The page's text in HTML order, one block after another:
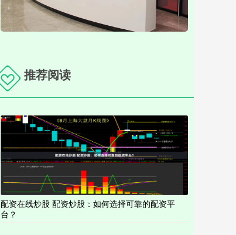
推荐阅读
配资在线炒股 配资炒股：如何选择可靠的配资平
台？